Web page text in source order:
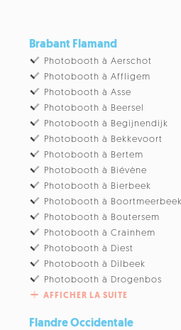
Brabant Flamand
Photobooth à Aerschot
Photobooth à Affligem
Photobooth à Asse
Photobooth à Beersel
Photobooth à Begijnendijk
Photobooth à Bekkevoort
Photobooth à Bertem
Photobooth à Biévène
Photobooth à Bierbeek
Photobooth à Boortmeerbeek
Photobooth à Boutersem
Photobooth à Crainhem
Photobooth à Diest
Photobooth à Dilbeek
Photobooth à Drogenbos
AFFICHER LA SUITE
Flandre Occidentale